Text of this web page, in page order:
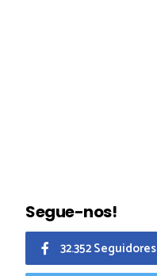
Segue-nos!
32.352 Seguidores